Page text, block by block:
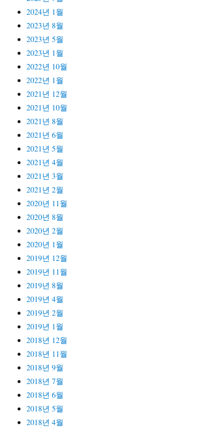
2024년 1월
2023년 8월
2023년 5월
2023년 1월
2022년 10월
2022년 1월
2021년 12월
2021년 10월
2021년 8월
2021년 6월
2021년 5월
2021년 4월
2021년 3월
2021년 2월
2020년 11월
2020년 8월
2020년 2월
2020년 1월
2019년 12월
2019년 11월
2019년 8월
2019년 4월
2019년 2월
2019년 1월
2018년 12월
2018년 11월
2018년 9월
2018년 7월
2018년 6월
2018년 5월
2018년 4월